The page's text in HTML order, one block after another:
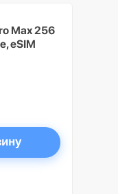
Max 256
eSIM